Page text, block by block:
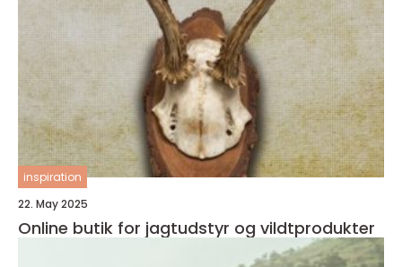
inspiration
22. May 2025
Online butik for jagtudstyr og vildtprodukter